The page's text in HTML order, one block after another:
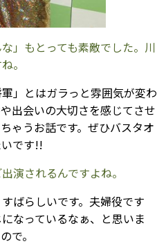
」もとっても素敵でした。川
。
」とはガラっと雰囲気が変わ
出会いの大切さを感じてさせ
ゃうお話です。ぜひバスタオ
です!!
演されるんですよね。
ばらしいです。夫婦役です
なっているなぁ、と思いま
で。